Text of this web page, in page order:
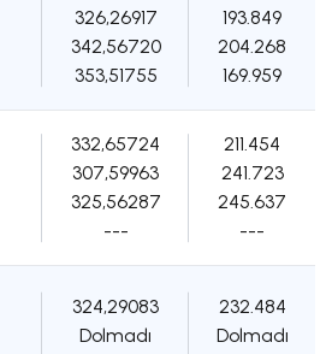
326,26917
342,56720
353,51755
193.849
204.268
169.959
332,65724
307,59963
325,56287
---
211.454
241.723
245.637
---
324,29083
Dolmadı
232.484
Dolmadı